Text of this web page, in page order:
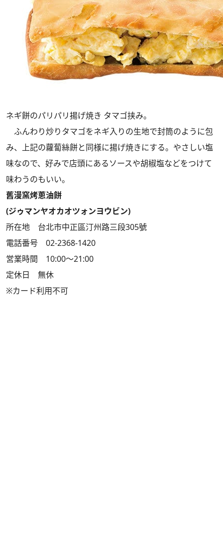
ネギ餅のパリパリ揚げ焼き タマゴ挟み。
ふんわり炒りタマゴをネギ入りの生地で封筒のように包
み、上記の蘿蔔絲餅と同様に揚げ焼きにする。やさしい塩
味なので、好みで店頭にあるソースや胡椒塩などをつけて
味わうのもいい。
舊漫窯烤蔥油餅
(ジゥマンヤオカオツォンヨウビン)
所在地 台北市中正區汀州路三段305號
電話番号 02-2368-1420
営業時間 10:00～21:00
定休日 無休
※カード利用不可